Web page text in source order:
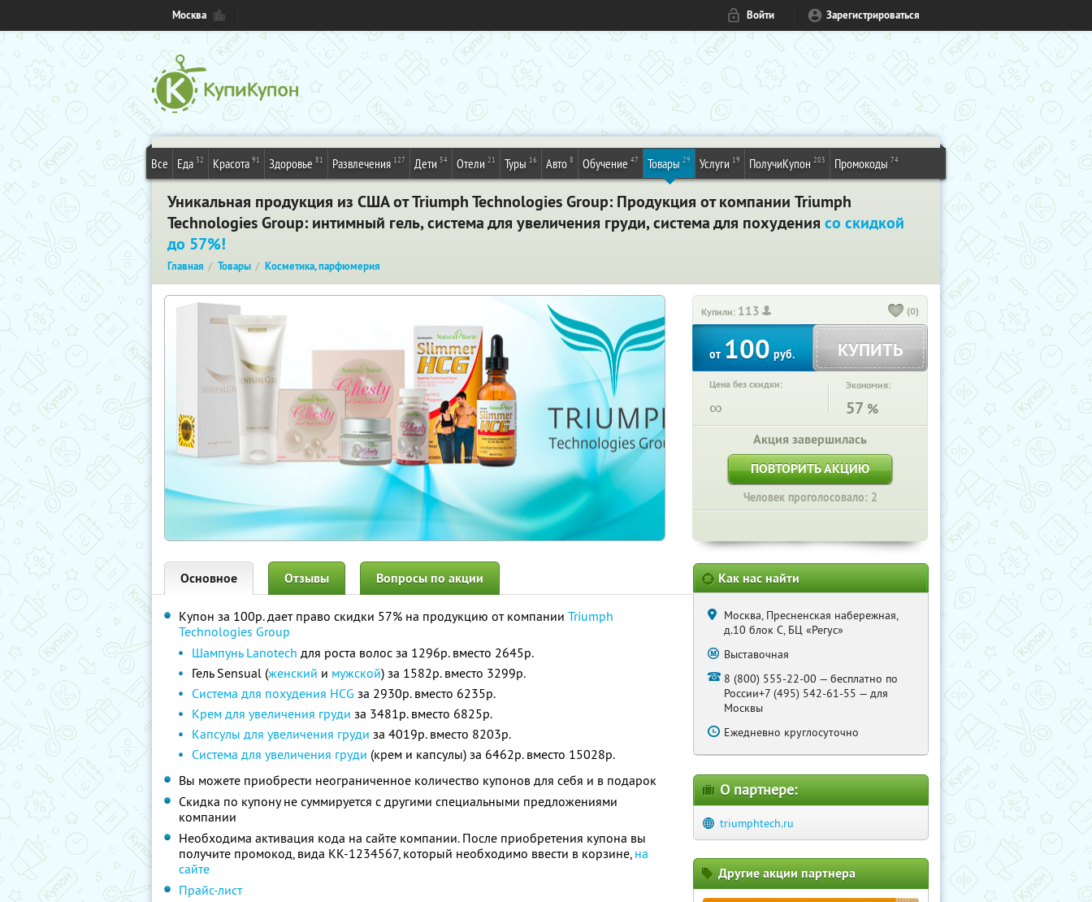
Москва Войти Зарегистрироваться
Все Еда 32 Красота 91 Здоровье 81 Развлечения 127 Дети 54 Отели 21 Туры 16 Авто 8 Обучение 47 Товары 29 Услуги 19 ПолучиКупон 203 Промокоды 74
Уникальная продукция из США от Triumph Technologies Group: Продукция от компании Triumph
Technologies Group: интимный гель, система для увеличения груди, система для похудения со скидкой
до 57%!
Главная Товары Косметика, парфюмерия
Купили: 113 (0)
от100руб. КУПИТЬ
Цена без скидки:
∞
Экономия:
57 %
Акция завершилась
ПОВТОРИТЬ АКЦИЮ
Человек проголосовало: 2
Основное Отзывы Вопросы по акции
Купон за 100р. дает право скидки 57% на продукцию от компании Triumph
Technologies Group
Шампунь Lanotech для роста волос за 1296р. вместо 2645р.
Гель Sensual (женский и мужской) за 1582р. вместо 3299р.
Система для похудения HCG за 2930р. вместо 6235р.
Крем для увеличения груди за 3481р. вместо 6825р.
Капсулы для увеличения груди за 4019р. вместо 8203р.
Система для увеличения груди (крем и капсулы) за 6462р. вместо 15028р.
Вы можете приобрести неограниченное количество купонов для себя и в подарок
Скидка по купону не суммируется с другими специальными предложениями
компании
Необходима активация кода на сайте компании. После приобретения купона вы
получите промокод, вида KK-1234567, который необходимо ввести в корзине, на
сайте
Прайс-лист
Как нас найти
Москва, Пресненская набережная,
д.10 блок C, БЦ «Регус»
Выставочная
8 (800) 555-22-00 — бесплатно по
России+7 (495) 542-61-55 — для
Москвы
Ежедневно круглосуточно
О партнере:
triumphtech.ru
Другие акции партнера